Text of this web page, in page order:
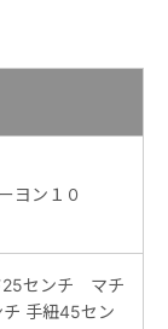
ヨン１０
センチ マチ
手紐45セン